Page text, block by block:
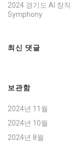
2024 경기도 AI 창
Symphony
최신 댓글
보관함
2024년 11월
2024년 10월
2024년 8월